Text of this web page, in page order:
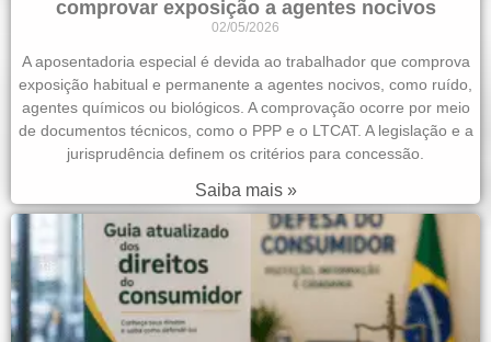
comprovar exposição a agentes nocivos
02/05/2026
A aposentadoria especial é devida ao trabalhador que comprova
exposição habitual e permanente a agentes nocivos, como ruído,
agentes químicos ou biológicos. A comprovação ocorre por meio
de documentos técnicos, como o PPP e o LTCAT. A legislação e a
jurisprudência definem os critérios para concessão.
Saiba mais »